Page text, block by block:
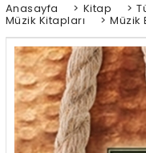
Anasayfa > Kitap >
Müzik Kitapları > Müzik